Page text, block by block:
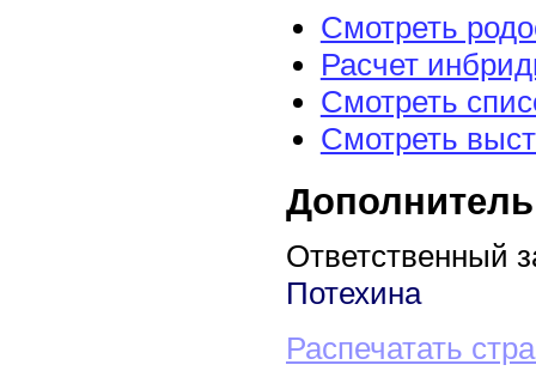
Смотреть
Расчет
Смотреть
Смотреть
Ответственный
Потехина
Распечатать